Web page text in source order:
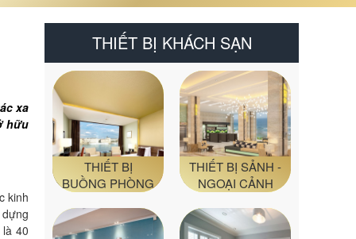
xa
hữu
kinh
40
THIẾT BỊ KHÁCH SẠN
THIẾT BỊ
BUỒNG PHÒNG
THIẾT BỊ SẢNH -
NGOẠI CẢNH